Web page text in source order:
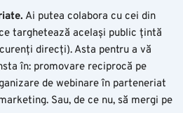
Ai putea colabora cu cei din
targhetează același public țintă
direcți). Asta pentru a vă
în: promovare reciprocă pe
de webinare în parteneriat
Sau, de ce nu, să mergi pe